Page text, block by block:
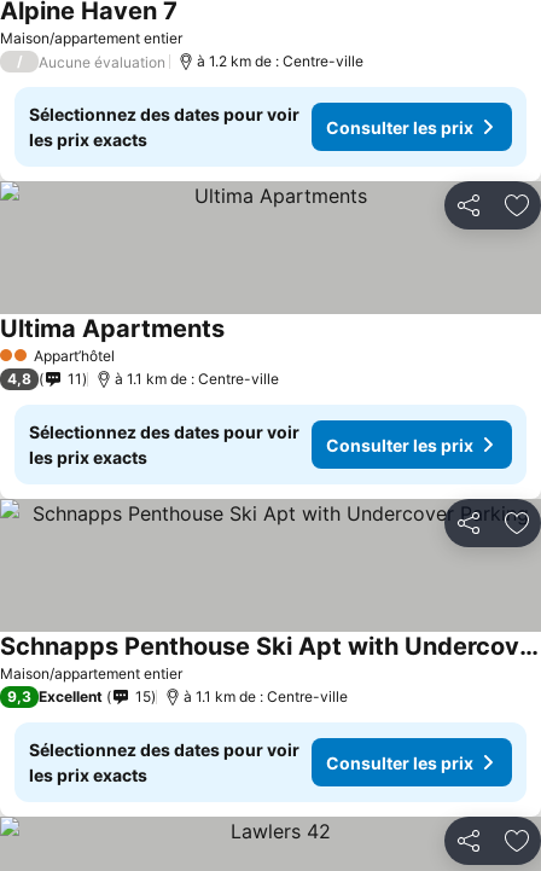
Maison/appartement entier
Alpine Haven 7
/ Aucune évaluation à 1.2 km de : Centre-ville
Sélectionnez des dates pour voir
les prix exacts
Consulter les prix
Partager
2 ÉtoilesAppart’hôtel
Ultima ApartmentsConsulter les prix
4,8 11 à 1.1 km de : Centre-ville
Sélectionnez des dates pour voir
les prix exacts
Consulter les prix
Partager
Maison/appartement entier
Schnapps Penthouse Ski Apt with Undercover Parking
Consulter les prix
9,3 Excellent 15 à 1.1 km de : Centre-ville
Sélectionnez des dates pour voir
les prix exacts
Consulter les prix
Partager